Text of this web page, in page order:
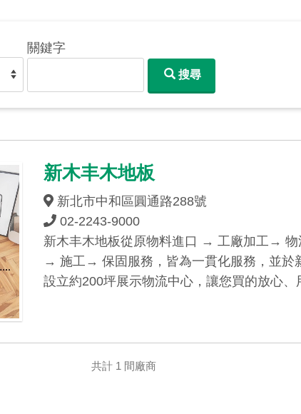
關鍵字
搜尋
新木丰木地板
新北市中和區圓通路288號
02-2243-9000
新木丰木地板從原物料進口 → 工廠加工→
→ 施工→ 保固服務，皆為一貫化服務，並於
設立約200坪展示物流中心，讓您買的放心
共計 1 間廠商